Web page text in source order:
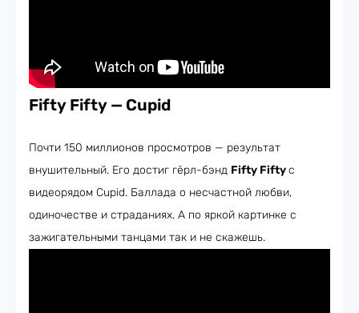
Fifty Fifty — Cupid
Почти 150 миллионов просмотров — результат
внушительный. Его достиг гёрл-бэнд Fifty Fiftyс
видеорядом Cupid. Баллада о несчастной любви,
одиночестве и страданиях. А по яркой картинке с
зажигательными танцами так и не скажешь.